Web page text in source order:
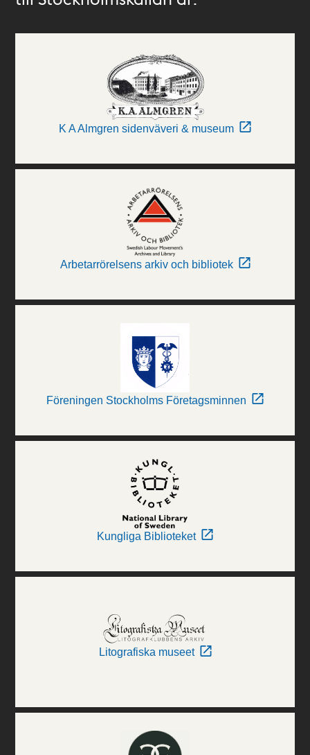
K A Almgren sidenväveri & museum
Arbetarrörelsens arkiv och bibliotek
Föreningen Stockholms Företagsminnen
Kungliga Biblioteket
Litografiska museet